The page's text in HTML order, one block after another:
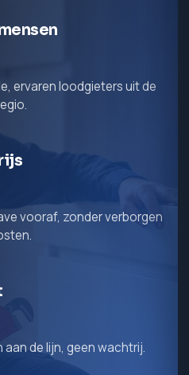
ervaren loodgieters uit de
vooraf, zonder verborgen
de lijn, geen wachtrij.